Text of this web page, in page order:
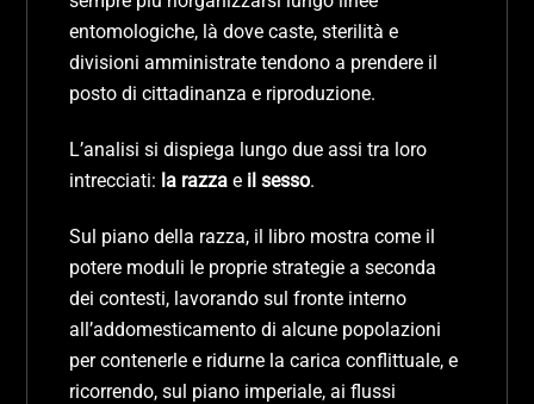
entomologiche, là dove caste, sterilità e
divisioni amministrate tendono a prendere il
posto di cittadinanza e riproduzione.
L’analisi si dispiega lungo due assi tra loro
intrecciati: la razzae il sesso.
Sul piano della razza, il libro mostra come il
potere moduli le proprie strategie a seconda
dei contesti, lavorando sul fronte interno
all’addomesticamento di alcune popolazioni
per contenerle e ridurne la carica conflittuale, e
ricorrendo, sul piano imperiale, ai flussi